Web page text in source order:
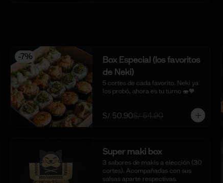
-7%
Box Especial (los favoritos
de Neki)
5 cortes de cada favorito. Neki ya
los probó, ahora es tu turno 🍣🧡
S/ 50.90S/ 54.90
Super maki box
3 sabores de makis a elección (30
cortes). Acompañadas con sus
salsas aparte respectivas.